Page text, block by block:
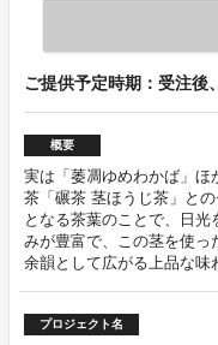
ご提供予定時期：受注後
概要
実は「萎凋ゆめわかば」ほ
茶「碾茶 茎ほうじ茶」と
となる茶葉のことで、日
みが豊富で、この茎を使っ
余韻として広がる上品な味
プロジェクト名